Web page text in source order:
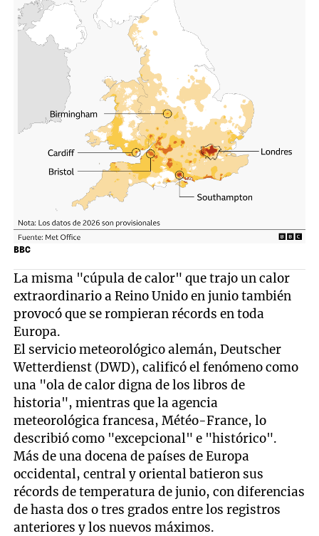
BBC
La misma "cúpula de calor" que trajo un calor
extraordinario a Reino Unido en junio también
provocó que se rompieran récords en toda
Europa.
El servicio meteorológico alemán, Deutscher
Wetterdienst (DWD), calificó el fenómeno como
una "ola de calor digna de los libros de
historia", mientras que la agencia
meteorológica francesa, Météo-France, lo
describió como "excepcional" e "histórico".
Más de una docena de países de Europa
occidental, central y oriental batieron sus
récords de temperatura de junio, con diferencias
de hasta dos o tres grados entre los registros
anteriores y los nuevos máximos.